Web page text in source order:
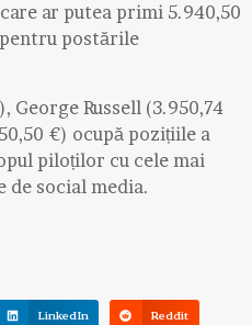
ar putea primi 5.940,50
pentru postările
Russell (3.950,74
€) ocupă pozițiile a
piloților cu cele mai
social media.
LinkedIn Reddit